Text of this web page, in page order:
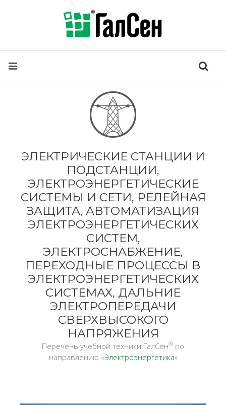
ЭЛЕКТРИЧЕСКИЕ СТАНЦИИ И
ПОДСТАНЦИИ,
ЭЛЕКТРОЭНЕРГЕТИЧЕСКИЕ
СИСТЕМЫ И СЕТИ, РЕЛЕЙНАЯ
ЗАЩИТА, АВТОМАТИЗАЦИЯ
ЭЛЕКТРОЭНЕРГЕТИЧЕСКИХ
СИСТЕМ,
ЭЛЕКТРОСНАБЖЕНИЕ,
ПЕРЕХОДНЫЕ ПРОЦЕССЫ В
ЭЛЕКТРОЭНЕРГЕТИЧЕСКИХ
СИСТЕМАХ, ДАЛЬНИЕ
ЭЛЕКТРОПЕРЕДАЧИ
СВЕРХВЫСОКОГО
НАПРЯЖЕНИЯ
Перечень учебной техники ГалСен® по
направлению «Электроэнергетика»